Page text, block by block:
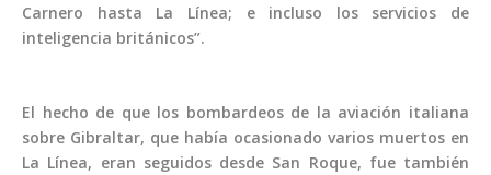
Carnero hasta La Línea; e incluso los servicios de
inteligencia británicos”.
El hecho de que los bombardeos de la aviación italiana
sobre Gibraltar, que había ocasionado varios muertos en
La Línea, eran seguidos desde San Roque, fue también